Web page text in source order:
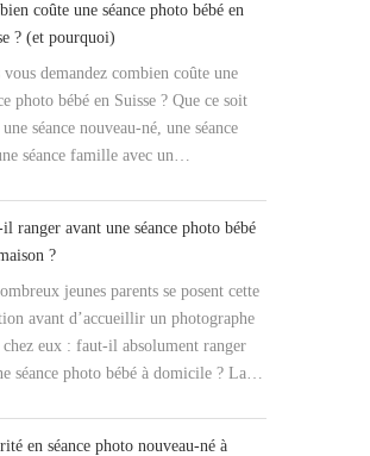
coûte une séance photo bébé en
? (et pourquoi)
vous demandez combien coûte une
photo bébé en Suisse ? Que ce soit
séance nouveau-né, une séance
séance famille avec un…
ranger avant une séance photo bébé
?
jeunes parents se posent cette
avant d’accueillir un photographe
chez eux : faut-il absolument ranger
séance photo bébé à domicile ? La…
en séance photo nouveau-né à